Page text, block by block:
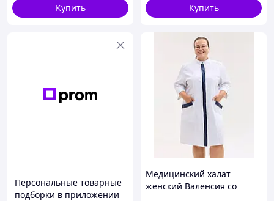
Сушка при
Купить
Купить
Персональные товарные
подборки в приложении
Медицинский халат
женский Валенсия со